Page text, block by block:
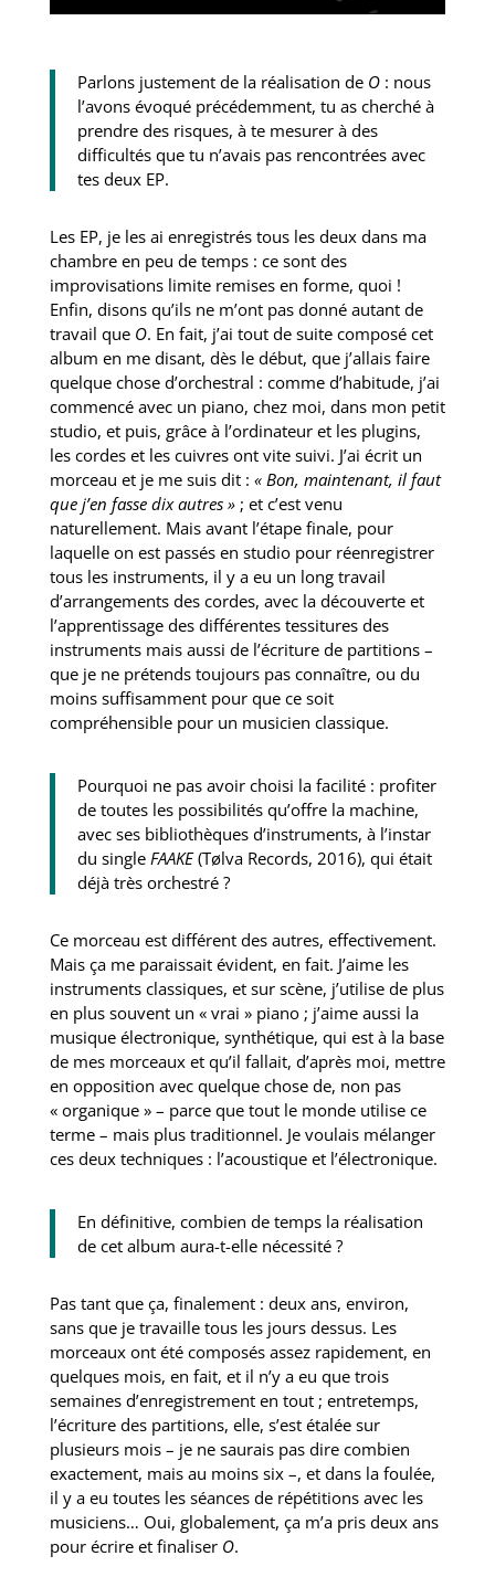
Parlons justement de la réalisation de O: nous
l’avons évoqué précédemment, tu as cherché à
prendre des risques, à te mesurer à des
difficultés que tu n’avais pas rencontrées avec
tes deux EP.
Les EP, je les ai enregistrés tous les deux dans ma
chambre en peu de temps : ce sont des
improvisations limite remises en forme, quoi !
Enfin, disons qu’ils ne m’ont pas donné autant de
travail que O. En fait, j’ai tout de suite composé cet
album en me disant, dès le début, que j’allais faire
quelque chose d’orchestral : comme d’habitude, j’ai
commencé avec un piano, chez moi, dans mon petit
studio, et puis, grâce à l’ordinateur et les plugins,
les cordes et les cuivres ont vite suivi. J’ai écrit un
morceau et je me suis dit : « Bon, maintenant, il faut
que j’en fasse dix autres »; et c’est venu
naturellement. Mais avant l’étape finale, pour
laquelle on est passés en studio pour réenregistrer
tous les instruments, il y a eu un long travail
d’arrangements des cordes, avec la découverte et
l’apprentissage des différentes tessitures des
instruments mais aussi de l’écriture de partitions –
que je ne prétends toujours pas connaître, ou du
moins suffisamment pour que ce soit
compréhensible pour un musicien classique.
Pourquoi ne pas avoir choisi la facilité : profiter
de toutes les possibilités qu’offre la machine,
avec ses bibliothèques d’instruments, à l’instar
du single FAAKE(Tølva Records, 2016), qui était
déjà très orchestré ?
Ce morceau est différent des autres, effectivement.
Mais ça me paraissait évident, en fait. J’aime les
instruments classiques, et sur scène, j’utilise de plus
en plus souvent un « vrai » piano ; j’aime aussi la
musique électronique, synthétique, qui est à la base
de mes morceaux et qu’il fallait, d’après moi, mettre
en opposition avec quelque chose de, non pas
« organique » – parce que tout le monde utilise ce
terme – mais plus traditionnel. Je voulais mélanger
ces deux techniques : l’acoustique et l’électronique.
En définitive, combien de temps la réalisation
de cet album aura-t-elle nécessité ?
Pas tant que ça, finalement : deux ans, environ,
sans que je travaille tous les jours dessus. Les
morceaux ont été composés assez rapidement, en
quelques mois, en fait, et il n’y a eu que trois
semaines d’enregistrement en tout ; entretemps,
l’écriture des partitions, elle, s’est étalée sur
plusieurs mois – je ne saurais pas dire combien
exactement, mais au moins six –, et dans la foulée,
il y a eu toutes les séances de répétitions avec les
musiciens… Oui, globalement, ça m’a pris deux ans
pour écrire et finaliser O.